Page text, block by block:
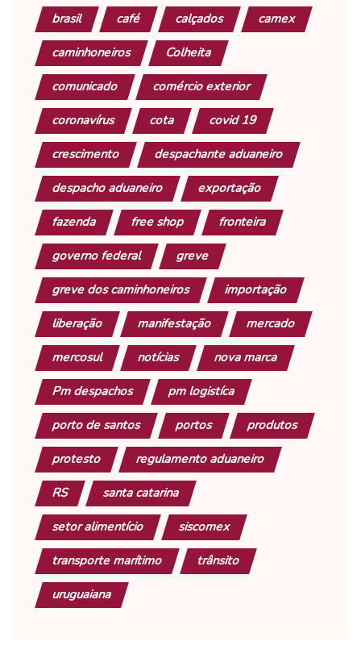
brasil café calçados camex
caminhoneiros Colheita
comunicado comércio exterior
coronavírus cota covid 19
crescimento despachante aduaneiro
despacho aduaneiro exportação
fazenda free shop fronteira
governo federal greve
greve dos caminhoneiros importação
liberação manifestação mercado
mercosul notícias nova marca
Pm despachos pm logistíca
porto de santos portos produtos
protesto regulamento aduaneiro
RS santa catarina
setor alimentício siscomex
transporte marítimo trânsito
uruguaiana